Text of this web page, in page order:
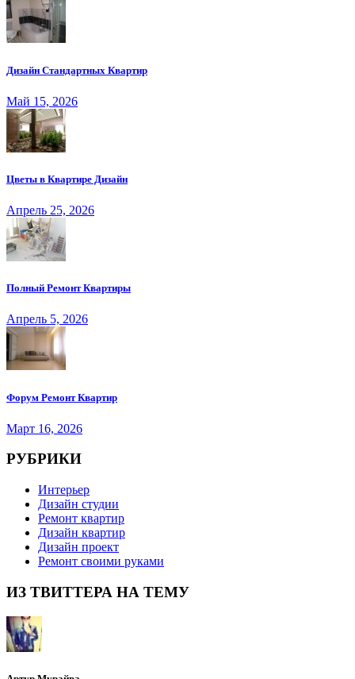
Дизайн Стандартных Квартир
Май 15, 2026
Цветы в Квартире Дизайн
Апрель 25, 2026
Полный Ремонт Квартиры
Апрель 5, 2026
Форум Ремонт Квартир
Март 16, 2026
РУБРИКИ
Интерьер
Дизайн студии
Ремонт квартир
Дизайн квартир
Дизайн проект
Ремонт своими руками
ИЗ ТВИТТЕРА НА ТЕМУ